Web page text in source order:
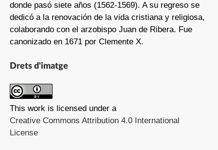
donde pasó siete años (1562-1569). A su regreso se
dedicó a la renovación de la vida cristiana y religiosa,
colaborando con el arzobispo Juan de Ribera. Fue
canonizado en 1671 por Clemente X.
Drets d'imatge
This work is licensed under a
Creative Commons Attribution 4.0 International
License